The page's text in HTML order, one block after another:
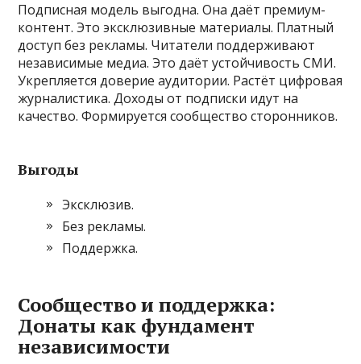
Подписная модель выгодна. Она даёт премиум-
контент. Это эксклюзивные материалы. Платный
доступ без рекламы. Читатели поддерживают
независимые медиа. Это даёт устойчивость СМИ.
Укрепляется доверие аудитории. Растёт цифровая
журналистика. Доходы от подписки идут на
качество. Формируется сообщество сторонников.
Выгоды
Эксклюзив.
Без рекламы.
Поддержка.
Сообщество и поддержка:
Донаты как фундамент
независимости